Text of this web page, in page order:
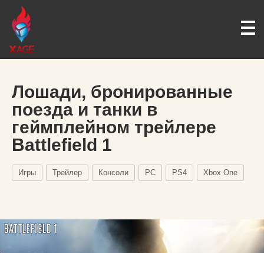
Лошади, бронированные
поезда и танки в
геймплейном трейлере
Battlefield 1
Игры Трейлер Консоли PC PS4 Xbox One